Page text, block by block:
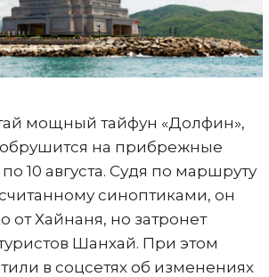
мощный тайфун «Долфин»,
на прибрежные
10 августа. Судя по маршруту
синоптиками, он
от Хайнаня, но затронет
Шанхай. При этом
в соцсетях об изменениях